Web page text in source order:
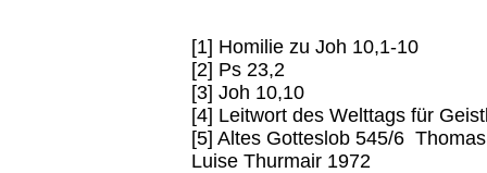
[1] Homilie zu Joh 10,1-10
[2] Ps 23,2
[3] Joh 10,10
[4] Leitwort des Welttags für
[5] Altes Gotteslob 545/6
Luise Thurmair 1972